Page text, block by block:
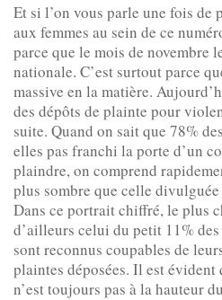
Et si l’on vous parle une fois de
aux femmes au sein de ce
parce que le mois de novembre
nationale. C’est surtout parce
massive en la matière.
des dépôts de plainte pour
suite. Quand on sait que 78%
elles pas franchi la porte d’un
plaindre, on comprend
plus sombre que celle
Dans ce portrait chiffré, le plus
d’ailleurs celui du petit 11%
sont reconnus coupables de
plaintes déposées. Il est
n’est toujours pas à la hauteur